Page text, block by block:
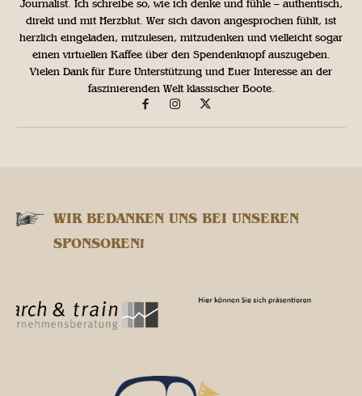
Journalist. Ich schreibe so, wie ich denke und fühle – authentisch,
direkt und mit Herzblut. Wer sich davon angesprochen fühlt, ist
herzlich eingeladen, mitzulesen, mitzudenken und vielleicht sogar
einen virtuellen Kaffee über den Spendenknopf auszugeben.
Vielen Dank für Eure Unterstützung und Euer Interesse an der
faszinierenden Welt klassischer Boote.
WIR BEDANKEN UNS BEI UNSEREN
SPONSOREN!